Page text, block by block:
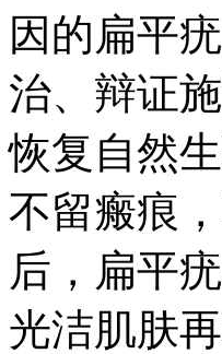
因的扁平
治、辩证
恢复自然
不留瘢痕
后，扁平
光洁肌肤